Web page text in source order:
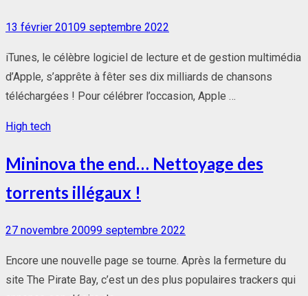
Posted
13 février 20109 septembre 2022
iTunes, le célèbre logiciel de lecture et de gestion multimédia
d’Apple, s’apprête à fêter ses dix milliards de chansons
téléchargées ! Pour célébrer l’occasion, Apple …
High tech
Mininova the end… Nettoyage des
torrents illégaux !
Posted
27 novembre 20099 septembre 2022
Encore une nouvelle page se tourne. Après la fermeture du
site The Pirate Bay, c’est un des plus populaires trackers qui